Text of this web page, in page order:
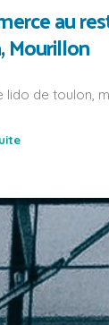
au
Mourillon
lido de toulon,